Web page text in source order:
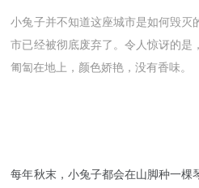
小兔子并不知道这座城市是如何毁灭
市已经被彻底废弃了。令人惊讶的是
匍匐在地上，颜色娇艳，没有香味。
每年秋末，小兔子都会在山脚种一棵